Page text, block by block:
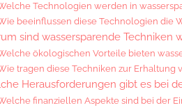
Technologien werden in
beeinflussen diese Technologien die
sind wassersparende Techniken
ökologischen Vorteile bieten
tragen diese Techniken zur Erhaltung
Herausforderungen gibt es bei
finanziellen Aspekte sind bei der